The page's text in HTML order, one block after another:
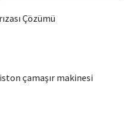
Çözümü
çamaşır makinesi